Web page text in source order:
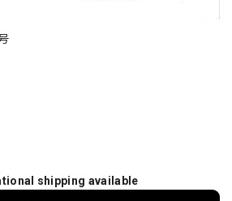
shipping available